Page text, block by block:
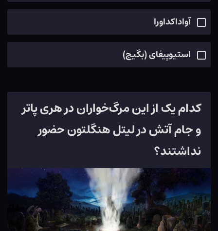
آواداکداورا
استیوپیفای (بگیج)
کدام یک از این مرگ‌خواران در هری پاتر
و جام آتش در لیتل هنگلتون حضور
نداشتند؟